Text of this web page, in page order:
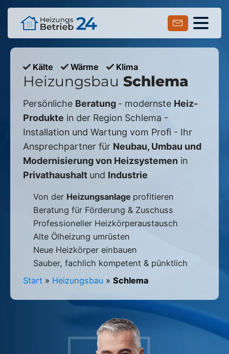
Kälte Wärme Klima
Heizungsbau Schlema
Persönliche Beratung - modernste Heiz-
Produkte in der Region Schlema -
Installation und Wartung vom Profi - Ihr
Ansprechpartner für Neubau, Umbau und
Modernisierung von Heizsystemen in
Privathaushalt und Industrie
Von der Heizungsanlage profitieren
Beratung für Förderung & Zuschuss
Professioneller Heizkörperaustausch
Alte Ölheizung umrüsten
Neue Heizkörper einbauen
Sauber, fachlich kompetent & pünktlich
Start » Heizungsbau » Schlema